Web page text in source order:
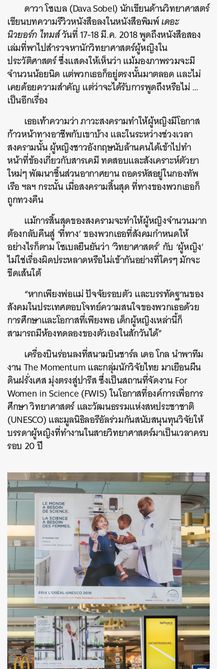
ดาวา โซเบล (Dava Sobel) นักเขียนด้านวิทยาศาสตร์
เขียนบทความรีวิวหนังสือลงในหนังสือพิมพ์เดอะ
นิวยอร์ก ไทมส์วันที่ 17-18 มี.ค. 2018 พูดถึงหนังสือสอง
เล่มที่พาไปสำรวจหานักวิทยาศาสตร์ผู้หญิงใน
ประวัติศาสตร์ ซึ่งแสดงให้เห็นว่า แม้มองภาพรวมจะมี
จำนวนน้อยนิด แต่พวกเธอก็อยู่ตรงนั้นมาตลอด และไม่
เคยด้อยความสำคัญ แต่ว่าจะได้รับการพูดถึงหรือไม่ …
เป็นอีกเรื่อง
เธอเท้าความว่า ภาวะสงครามทำให้ผู้หญิงมีโอกาส
ก้าวหน้าทางอาชีพกับเขาบ้าง และในระหว่างช่วงเวลา
สงครามนั้น ผู้หญิงชาวอังกฤษนับล้านคนได้เข้าไปทำ
หน้าที่ข้องเกี่ยวกับสารเคมี ทดสอบและสังเคราะห์ตัวยา
ใหม่ๆ พัฒนาชิ้นส่วนอากาศยาน ถอดรหัสอยู่ในกองทัพ
เรือ ฯลฯ กระนั้น เมื่อสงครามสิ้นสุด ที่ทางของพวกเธอก็
ถูกทวงคืน
แม้การสิ้นสุดของสงครามจะทำให้ผู้หญิงจำนวนมาก
ต้องกลับคืนสู่ ‘ที่ทาง’ ของพวกเธอที่สังคมกำหนดให้
อย่างไรก็ตาม โซเบลยืนยันว่า ‘วิทยาศาสตร์’ กับ ‘ผู้หญิง’
ไม่ใช่เรื่องผิดประหลาดหรือไม่เข้ากันอย่างที่ใครๆ มักจะ
ขีดเส้นใต้
“หากเพียงพ่อแม่ ปัจจัยรอบตัว และบรรทัดฐานของ
สังคมในประเทศตอบโจทย์ความสนใจของพวกเธอด้วย
การศึกษาและโอกาสที่เพียงพอ เด็กผู้หญิงเหล่านี้ก็
สามารถมีห้องทดลองของตัวเองในสักวันได้”
เครื่องบินร่อนลงที่สนามบินชาร์ล เดอ โกล นำพาทีม
งาน The Momentum และกลุ่มนักวิจัยไทย มาเยือนผืน
ดินฝรั่งเศส มุ่งตรงสู่ปารีส ซึ่งเป็นสถานที่จัดงาน For
Women in Science (FWIS) ในโอกาสที่องค์การเพื่อการ
ศึกษา วิทยาศาสตร์ และวัฒนธรรมแห่งสหประชาชาติ
(UNESCO) และมูลนิธิลอรีอัลร่วมกันสนับสนุนทุนวิจัยให้
บรรดาผู้หญิงที่ทำงานในสายวิทยาศาสตร์มาเป็นเวลาครบ
รอบ 20 ปี